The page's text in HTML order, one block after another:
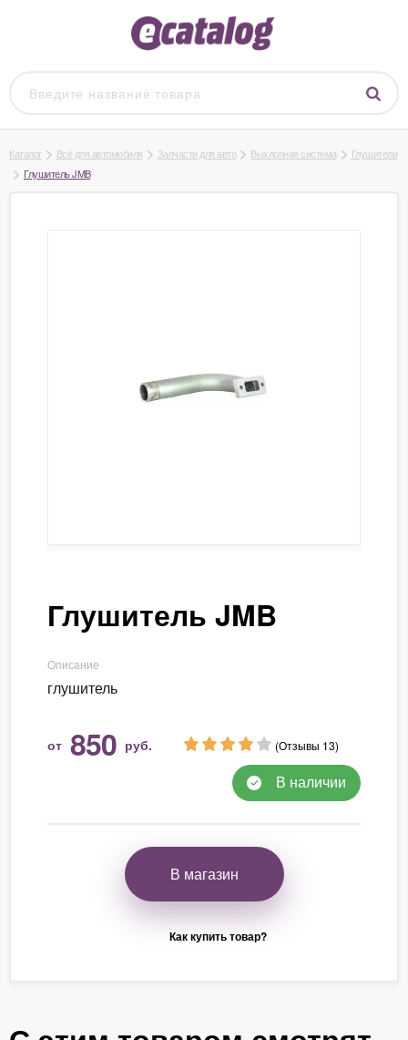
Каталог Всё для автомобиля Запчасти для авто Выхлопная система
Глушители
Глушитель JMB
Глушитель JMB
Описание
глушитель
от 850 руб. (Отзывы 13)
В наличии
В магазин
Как купить товар?